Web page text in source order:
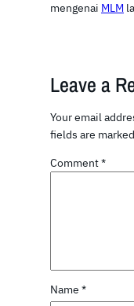
mengenai MLM
Leave a
Your email
fields are marked
Comment*
Name *